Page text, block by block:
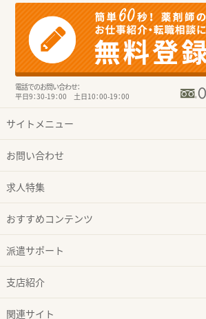
電話でのお問い合わせ：
平日9：30-19：00 土日10：00-19：00
サイトメニュー
お問い合わせ
求人特集
おすすめコンテンツ
派遣サポート
支店紹介
関連サイト